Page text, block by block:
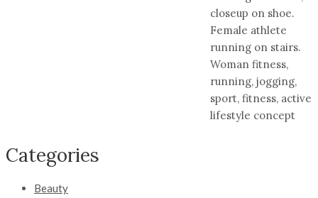
closeup on shoe.
Female athlete
running on stairs.
Woman fitness,
running, jogging,
sport, fitness, active
lifestyle concept
Categories
Beauty